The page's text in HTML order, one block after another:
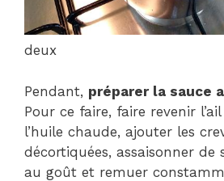
deux
Pendant, préparer la sauce
Pour ce faire, faire revenir
l’huile chaude, ajouter les
décortiquées, assaisonner de
au goût et remuer